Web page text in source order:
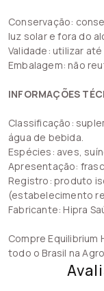
Conservação:
luz solar e fora do
Validade: utilizar
Embalagem: não
INFORMAÇÕES
Classificação:
água de bebida.
Espécies: aves,
Apresentação:
Registro: produto
(estabelecimento
Fabricante: Hipra
Compre Equilibrium
todo o Brasil na